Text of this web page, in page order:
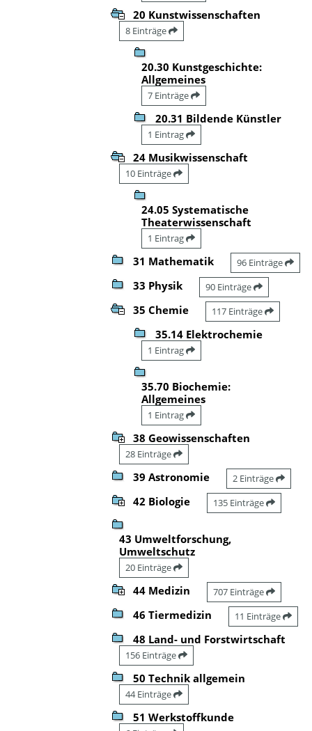
20 Kunstwissenschaften
8 Einträge
20.30 Kunstgeschichte:
Allgemeines
7 Einträge
20.31 Bildende Künstler
1 Eintrag
24 Musikwissenschaft
10 Einträge
24.05 Systematische
Theaterwissenschaft
1 Eintrag
31 Mathematik 96 Einträge
33 Physik 90 Einträge
35 Chemie 117 Einträge
35.14 Elektrochemie
1 Eintrag
35.70 Biochemie:
Allgemeines
1 Eintrag
38 Geowissenschaften
28 Einträge
39 Astronomie 2 Einträge
42 Biologie 135 Einträge
43 Umweltforschung,
Umweltschutz
20 Einträge
44 Medizin 707 Einträge
46 Tiermedizin 11 Einträge
48 Land- und Forstwirtschaft
156 Einträge
50 Technik allgemein
44 Einträge
51 Werkstoffkunde